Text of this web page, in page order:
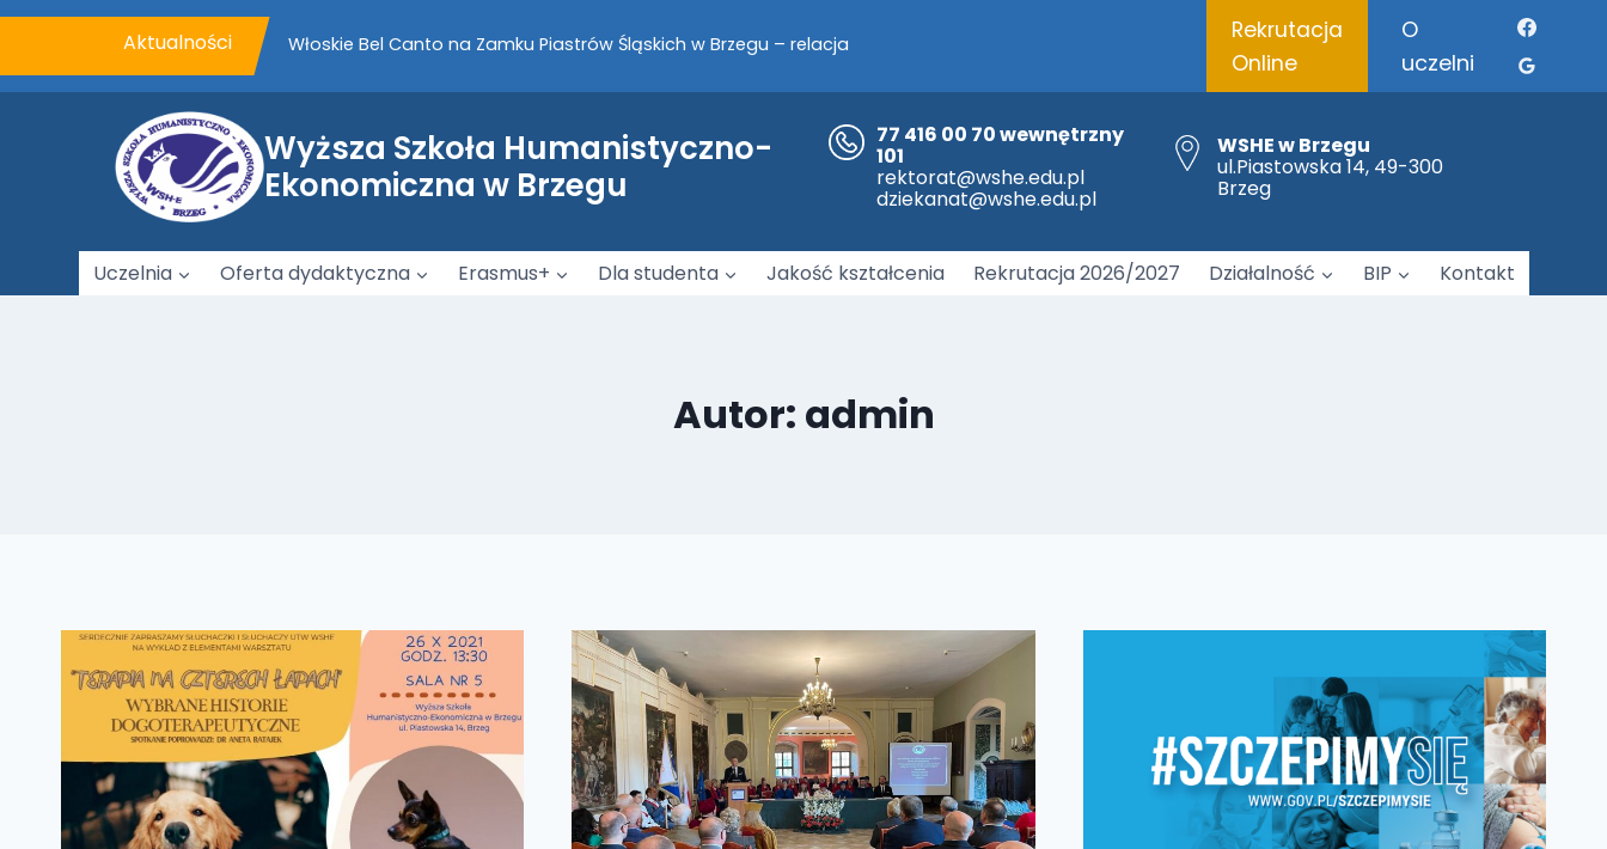
Aktualności VII Piknik Rodzinny WSHE za nami!
Rekrutacja
Online
O
uczelni
Wyższa Szkoła Humanistyczno-
Ekonomiczna w Brzegu
77 416 00 70 wewnętrzny
101
rektorat@wshe.edu.pl
dziekanat@wshe.edu.pl
WSHE w Brzegu
ul.Piastowska 14, 49-300
Brzeg
Uczelnia Oferta dydaktyczna Erasmus+ Dla studenta Jakość kształcenia Rekrutacja 2026/2027 Działalność BIP Kontakt
Autor: admin